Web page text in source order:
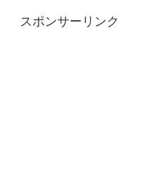
スポンサーリンク